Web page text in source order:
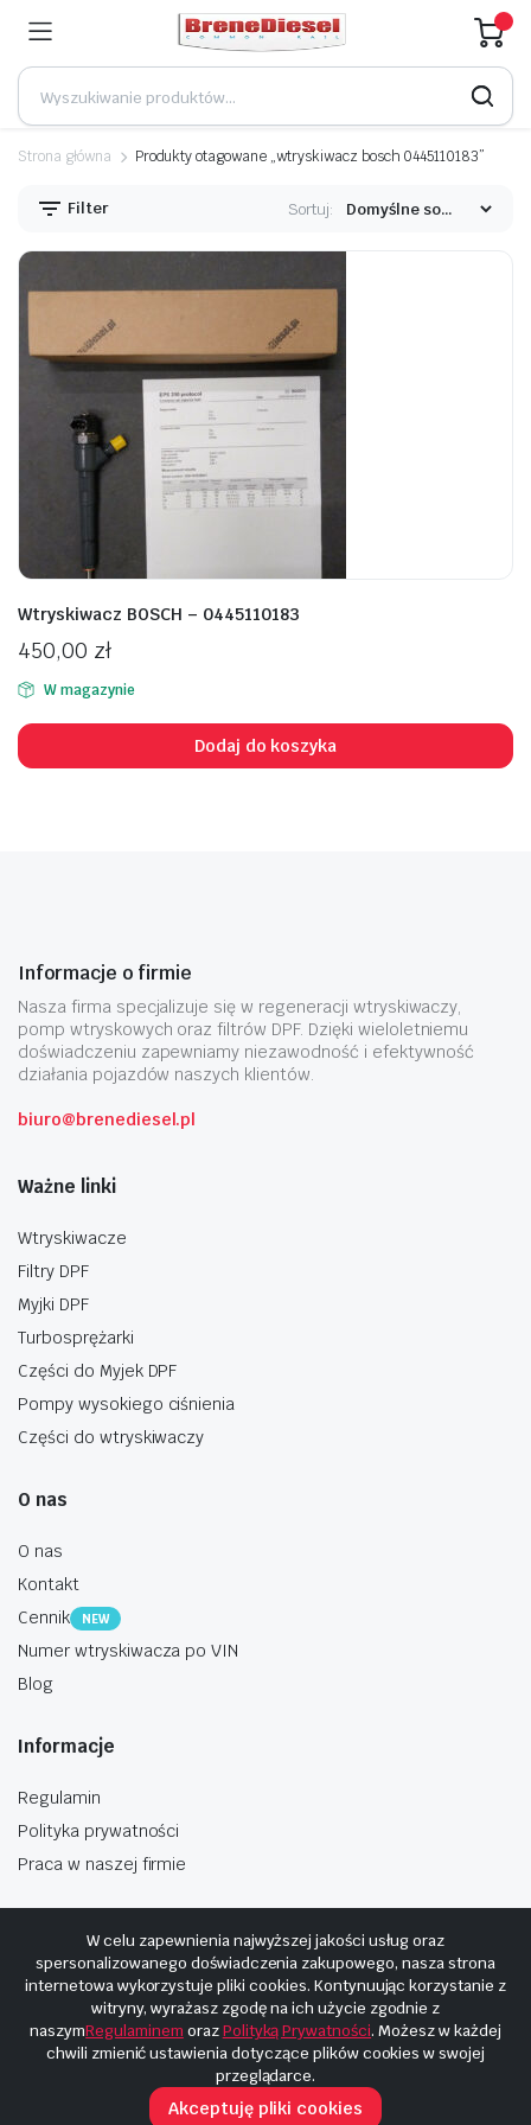
Strona główna Produkty otagowane „wtryskiwacz bosch 0445110183”
Filter Sortuj:
Wtryskiwacz BOSCH – 0445110183
450,00 zł
W magazynie
Dodaj do koszyka
Informacje o firmie
Nasza firma specjalizuje się w regeneracji wtryskiwaczy,
pomp wtryskowych oraz filtrów DPF. Dzięki wieloletniemu
doświadczeniu zapewniamy niezawodność i efektywność
działania pojazdów naszych klientów.
biuro@brenediesel.pl
Ważne linki
Wtryskiwacze
Filtry DPF
Myjki DPF
Turbosprężarki
Części do Myjek DPF
Pompy wysokiego ciśnienia
Części do wtryskiwaczy
O nas
O nas
Kontakt
Cennik
NEW
Numer wtryskiwacza po VIN
Blog
Informacje
Regulamin
Polityka prywatności
Praca w naszej firmie
Copyright © 2025 Hosting i budowa Cyberplaneta.pl
W celu zapewnienia najwyższej jakości usług oraz
spersonalizowanego doświadczenia zakupowego, nasza strona
internetowa wykorzystuje pliki cookies. Kontynuując korzystanie z
witryny, wyrażasz zgodę na ich użycie zgodnie z
naszymRegulaminem orazPolityką Prywatności. Możesz w każdej
chwili zmienić ustawienia dotyczące plików cookies w swojej
przeglądarce.
Akceptuję pliki cookies